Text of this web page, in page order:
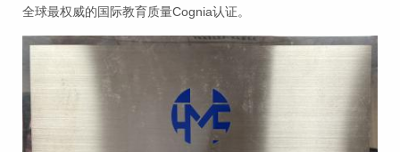
全球最权威的国际教育质量Cognia认证。